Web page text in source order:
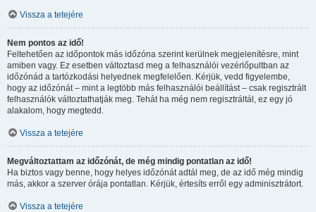
Vissza a tetejére
Nem pontos az idő!
Feltehetően az időpontok más időzóna szerint kerülnek megjelenítésre, mint
amiben vagy. Ez esetben változtasd meg a felhasználói vezérlőpultban az
időzónád a tartózkodási helyednek megfelelően. Kérjük, vedd figyelembe,
hogy az időzónát – mint a legtöbb más felhasználói beállítást – csak regisztrált
felhasználók változtathatják meg. Tehát ha még nem regisztráltál, ez egy jó
alakalom, hogy megtedd.
Vissza a tetejére
Megváltoztattam az időzónát, de még mindig pontatlan az idő!
Ha biztos vagy benne, hogy helyes időzónát adtál meg, de az idő még mindig
más, akkor a szerver órája pontatlan. Kérjük, értesíts erről egy adminisztrátort.
Vissza a tetejére